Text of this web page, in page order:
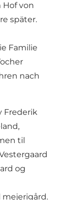
von
später.
Familie
nach
Frederik
til
og